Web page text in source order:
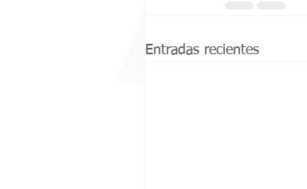
Entradas recientes